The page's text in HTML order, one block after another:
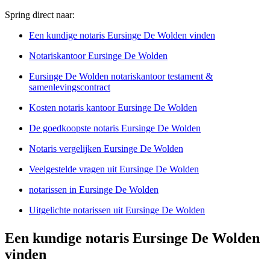
Spring direct naar:
Een kundige notaris Eursinge De Wolden vinden
Notariskantoor Eursinge De Wolden
Eursinge De Wolden notariskantoor testament &
samenlevingscontract
Kosten notaris kantoor Eursinge De Wolden
De goedkoopste notaris Eursinge De Wolden
Notaris vergelijken Eursinge De Wolden
Veelgestelde vragen uit Eursinge De Wolden
notarissen in Eursinge De Wolden
Uitgelichte notarissen uit Eursinge De Wolden
Een kundige notaris Eursinge De Wolden
vinden